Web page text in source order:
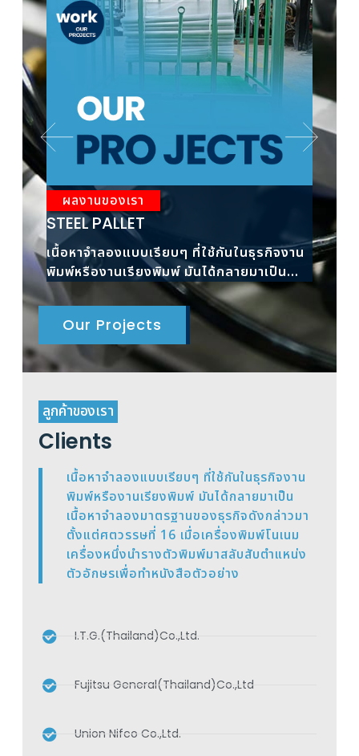
ผลงานของเรา
STEEL PALLET
เนื้อหาจำลองแบบเรียบๆ ที่ใช้กันในธุรกิจงาน
พิมพ์หรืองานเรียงพิมพ์ มันได้กลายมาเป็น
เนื้อหาจำลองมาตรฐาน
เนื้อ
Our Projects
ลูกค้าของเรา
Clients
เนื้อหาจำลองแบบเรียบๆ ที่ใช้กันในธุรกิจงาน
พิมพ์หรืองานเรียงพิมพ์ มันได้กลายมาเป็น
เนื้อหาจำลองมาตรฐานของธุรกิจดังกล่าวมา
ตั้งแต่ศตวรรษที่ 16 เมื่อเครื่องพิมพ์โนเนม
เครื่องหนึ่งนำรางตัวพิมพ์มาสลับสับตำแหน่ง
ตัวอักษรเพื่อทำหนังสือตัวอย่าง
I.T.G.(Thailand)Co.,Ltd.
Fujitsu General(Thailand)Co.,Ltd
Union Nifco Co.,Ltd.